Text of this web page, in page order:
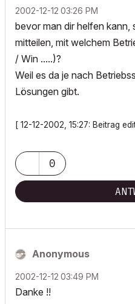
‎2002-12-12 03:26 PM
bevor man dir helfen kann,
mitteilen, mit welchem
/ Win .....)?
Weil es da je nach
Lösungen gibt.
[ 12-12-2002, 15:27: Beitrag
0
Anonymous
‎2002-12-12 03:49 PM
Danke !!